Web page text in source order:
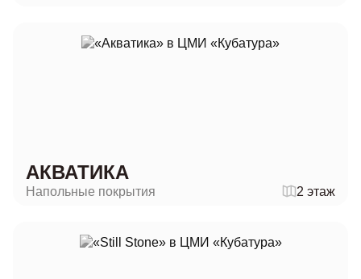
АКВАТИКА
Напольные покрытия 2 этаж